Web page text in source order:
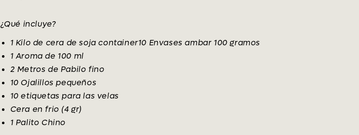
¿Qué incluye?
1 Kilo de cera de soja container10 Envases ambar 100 gramos
1 Aroma de 100 ml
2 Metros de Pabilo fino
10 Ojalillos pequeños
10 etiquetas para las velas
Cera en frio (4 gr)
1 Palito Chino